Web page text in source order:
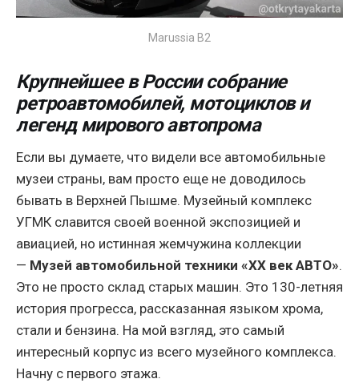
Marussia B2
Крупнейшее в России собрание
ретроавтомобилей, мотоциклов и
легенд мирового автопрома
Если вы думаете, что видели все автомобильные
музеи страны, вам просто еще не доводилось
бывать в Верхней Пышме. Музейный комплекс
УГМК славится своей военной экспозицией и
авиацией, но истинная жемчужина коллекции
— Музей автомобильной техники «ХХ век АВТО».
Это не просто склад старых машин. Это 130-летняя
история прогресса, рассказанная языком хрома,
стали и бензина. На мой взгляд, это самый
интересный корпус из всего музейного комплекса.
Начну с первого этажа.